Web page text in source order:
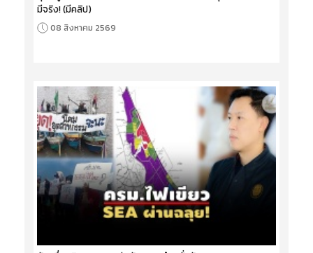
มีจริง! (มีคลิป)
08 สิงหาคม 2569